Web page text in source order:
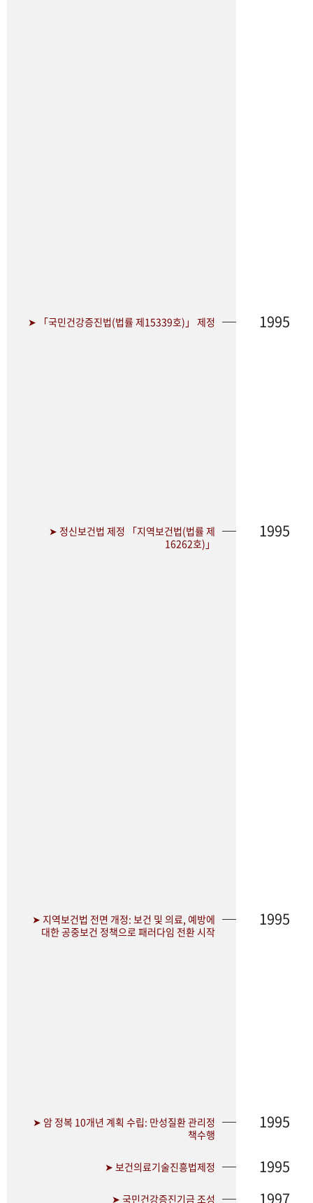
➤ 「국민건강증진법(법률 제15339호)」 제정 1995
➤ 정신보건법 제정 「지역보건법(법률 제
16262호)」
1995
➤ 지역보건법 전면 개정: 보건 및 의료, 예방에
대한 공중보건 정책으로 패러다임 전환 시작
1995
➤ 암 정복 10개년 계획 수립: 만성질환 관리정
책수행
1995
➤ 보건의료기술진흥법제정 1995
➤ 국민건강증진기금 조성 1997